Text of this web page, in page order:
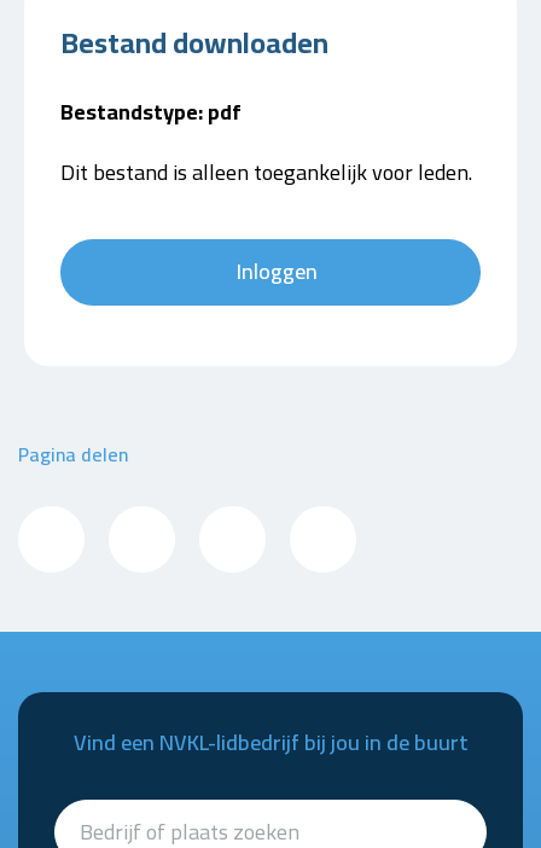
Bestand downloaden
Bestandstype: pdf
Dit bestand is alleen toegankelijk voor leden.
Inloggen
Pagina delen
Vind een NVKL-lidbedrijf bij jou in de buurt